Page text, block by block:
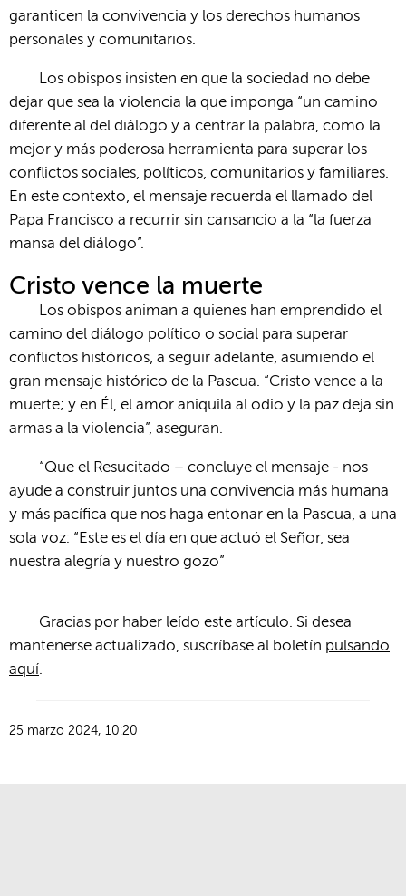
garanticen la convivencia y los derechos humanos
personales y comunitarios.
Los obispos insisten en que la sociedad no debe
dejar que sea la violencia la que imponga “un camino
diferente al del diálogo y a centrar la palabra, como la
mejor y más poderosa herramienta para superar los
conflictos sociales, políticos, comunitarios y familiares.
En este contexto, el mensaje recuerda el llamado del
Papa Francisco a recurrir sin cansancio a la “la fuerza
mansa del diálogo”.
Cristo vence la muerte
Los obispos animan a quienes han emprendido el
camino del diálogo político o social para superar
conflictos históricos, a seguir adelante, asumiendo el
gran mensaje histórico de la Pascua. “Cristo vence a la
muerte; y en Él, el amor aniquila al odio y la paz deja sin
armas a la violencia”, aseguran.
“Que el Resucitado – concluye el mensaje - nos
ayude a construir juntos una convivencia más humana
y más pacífica que nos haga entonar en la Pascua, a una
sola voz: “Este es el día en que actuó el Señor, sea
nuestra alegría y nuestro gozo”
Gracias por haber leído este artículo. Si desea
mantenerse actualizado, suscríbase al boletín pulsando
aquí.
25 marzo 2024, 10:20